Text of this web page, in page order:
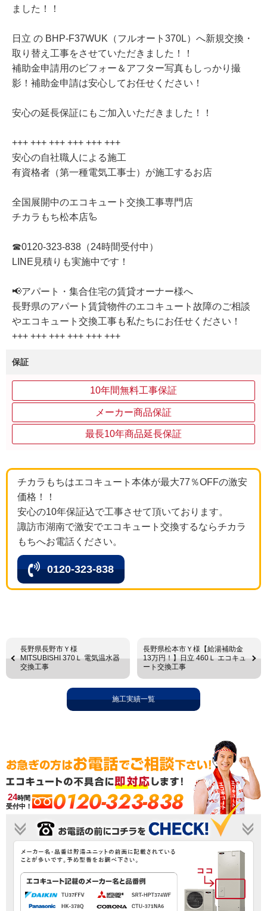
ました！！
日立 の BHP-F37WUK（フルオート370L）へ新規交換・
取り替え工事をさせていただきました！！
補助金申請用のビフォー＆アフター写真もしっかり撮
影！補助金申請は安心してお任せください！
安心の延長保証にもご加入いただきました！！
+++ +++ +++ +++ +++ +++
安心の自社職人による施工
有資格者（第一種電気工事士）が施工するお店
全国展開中のエコキュート交換工事専門店
チカラもち松本店🦾
☎0120-323-838（24時間受付中）
LINE見積りも実施中です！
📢アパート・集合住宅の賃貸オーナー様へ
長野県のアパート賃貸物件のエコキュート故障のご相談
やエコキュート交換工事も私たちにお任せください！
+++ +++ +++ +++ +++ +++
保証
10年間無料工事保証
メーカー商品保証
最長10年商品延長保証
チカラもちはエコキュート本体が最大77％OFFの激安
価格！！
安心の10年保証込で工事させて頂いております。
諏訪市湖南で激安でエコキュート交換するならチカラ
もちへお電話ください。
0120-323-838
長野県長野市Ｙ様
MITSUBISHI 370Ｌ 電気温水器
交換工事
長野県松本市Ｙ様【給湯補助金
13万円！】日立 460Ｌ エコキュ
ート交換工事
施工実績一覧
24時間
受付中！
0120-323-838